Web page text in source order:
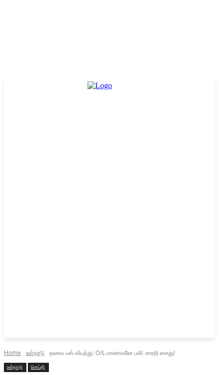
Home உள்நாடு தலாவ பஸ் விபத்து: O/L மாணவனே பலி: சாரதி கைது!
உள்நாடு செய்தி